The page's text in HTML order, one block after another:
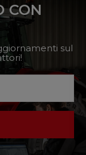
CON
sul